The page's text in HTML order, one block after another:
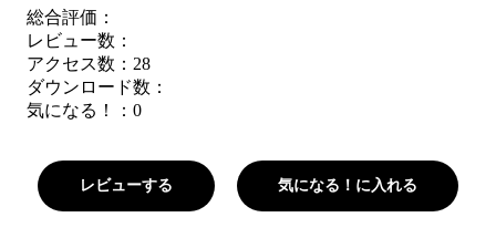
総合評価：
レビュー数：
アクセス数：28
ダウンロード数：
気になる！： 0
レビューする 気になる！に入れる